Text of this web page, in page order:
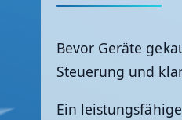
Bevor Geräte
Steuerung und
Ein